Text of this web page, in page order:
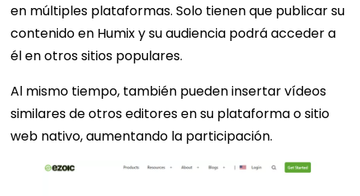
en múltiples plataformas. Solo tienen que publicar su
contenido en Humix y su audiencia podrá acceder a
él en otros sitios populares.
Al mismo tiempo, también pueden insertar vídeos
similares de otros editores en su plataforma o sitio
web nativo, aumentando la participación.